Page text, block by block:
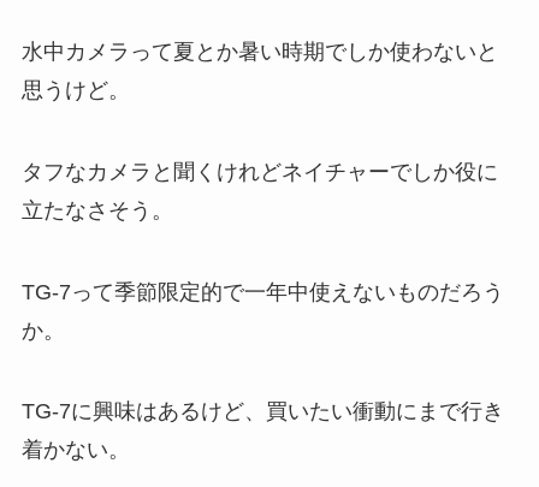
水中カメラって夏とか暑い時期でしか使わないと
思うけど。
タフなカメラと聞くけれどネイチャーでしか役に
立たなさそう。
TG-7って季節限定的で一年中使えないものだろう
か。
TG-7に興味はあるけど、買いたい衝動にまで行き
着かない。